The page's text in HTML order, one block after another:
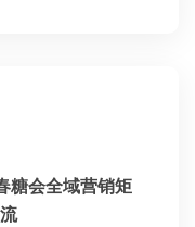
糖会全域营销矩